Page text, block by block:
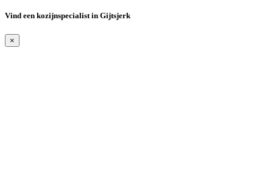
Vind een kozijnspecialist in Gijtsjerk
×